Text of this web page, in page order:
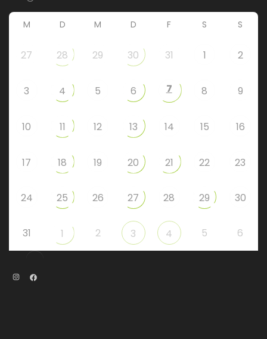
M D M D F S S
27 28 29 30 31 1 2
3 4 5 6 7 8 9
10 11 12 13 14 15 16
17 18 19 20 21 22 23
24 25 26 27 28 29 30
31 1 2 3 4 5 6